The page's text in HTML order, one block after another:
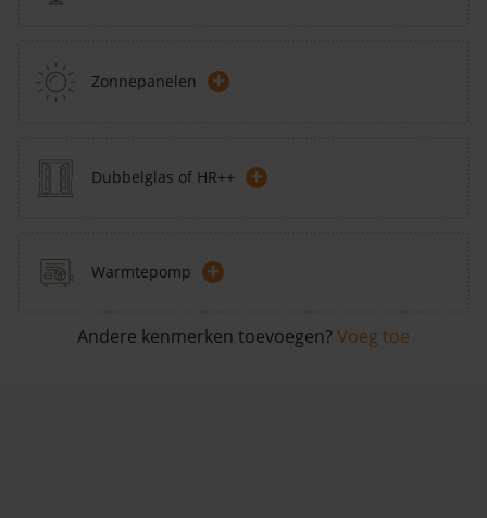
Zonnepanelen +
Dubbelglas of HR++ +
Warmtepomp +
Andere kenmerken toevoegen? Voeg toe